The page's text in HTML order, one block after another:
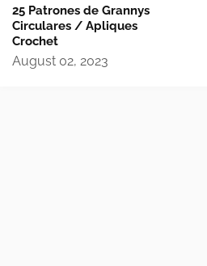
25 Patrones de Grannys
Circulares / Apliques
Crochet
August 02, 2023